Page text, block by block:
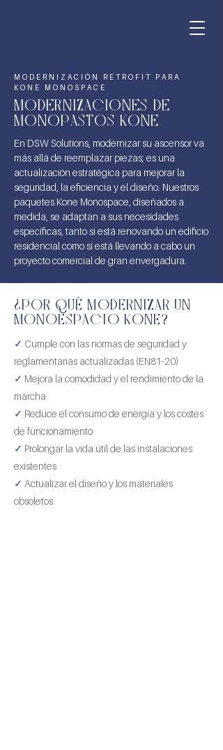
MODERNIZACIÓN RETROFIT PARA
KONE MONOSPACE
MODERNIZACIONES DE
MONOPASTOS KONE
En DSW Solutions, modernizar su ascensor va
más allá de reemplazar piezas; es una
actualización estratégica para mejorar la
seguridad, la eficiencia y el diseño. Nuestros
paquetes Kone Monospace, diseñados a
medida, se adaptan a sus necesidades
específicas, tanto si está renovando un edificio
residencial como si está llevando a cabo un
proyecto comercial de gran envergadura.
¿POR QUÉ MODERNIZAR UN
MONOESPACIO KONE?
✓ Cumple con las normas de seguridad y
reglamentarias actualizadas (EN81-20)
✓ Mejora la comodidad y el rendimiento de la
marcha
✓ Reduce el consumo de energía y los costes
de funcionamiento
✓ Prolongar la vida útil de las instalaciones
existentes
✓ Actualizar el diseño y los materiales
obsoletos